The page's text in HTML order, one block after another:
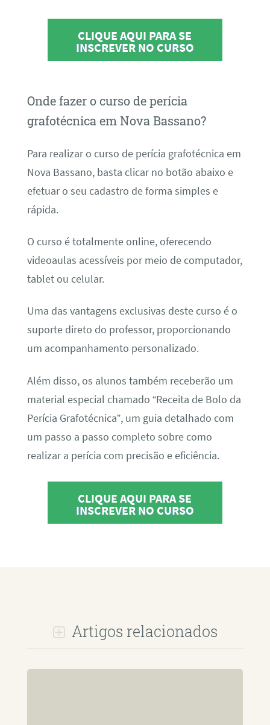
CLIQUE AQUI PARA SE
INSCREVER NO CURSO
Onde fazer o curso de perícia
grafotécnica em Nova Bassano?
Para realizar o curso de perícia grafotécnica em
Nova Bassano, basta clicar no botão abaixo e
efetuar o seu cadastro de forma simples e
rápida.
O curso é totalmente online, oferecendo
videoaulas acessíveis por meio de computador,
tablet ou celular.
Uma das vantagens exclusivas deste curso é o
suporte direto do professor, proporcionando
um acompanhamento personalizado.
Além disso, os alunos também receberão um
material especial chamado “Receita de Bolo da
Perícia Grafotécnica”, um guia detalhado com
um passo a passo completo sobre como
realizar a perícia com precisão e eficiência.
CLIQUE AQUI PARA SE
INSCREVER NO CURSO
Artigos relacionados